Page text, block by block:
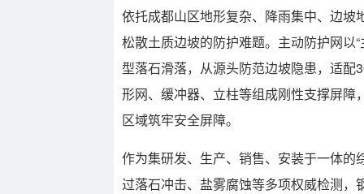
依托成都山区地形复杂、降雨集中、边
松散土质边坡的防护难题。主动防护网以
型落石滑落，从源头防范边坡隐患，适配
形网、缓冲器、立柱等组成刚性支撑屏
区域筑牢安全屏障。
作为集研发、生产、销售、安装于一体
过落石冲击、盐雾腐蚀等多项权威检测，